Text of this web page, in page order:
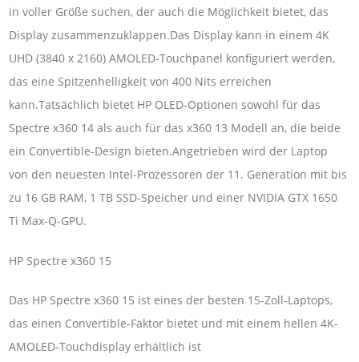
in voller Größe suchen, der auch die Möglichkeit bietet, das
Display zusammenzuklappen.Das Display kann in einem 4K
UHD (3840 x 2160) AMOLED-Touchpanel konfiguriert werden,
das eine Spitzenhelligkeit von 400 Nits erreichen
kann.Tatsächlich bietet HP OLED-Optionen sowohl für das
Spectre x360 14 als auch für das x360 13 Modell an, die beide
ein Convertible-Design bieten.Angetrieben wird der Laptop
von den neuesten Intel-Prozessoren der 11. Generation mit bis
zu 16 GB RAM, 1 TB SSD-Speicher und einer NVIDIA GTX 1650
Ti Max-Q-GPU.
HP Spectre x360 15
Das HP Spectre x360 15 ist eines der besten 15-Zoll-Laptops,
das einen Convertible-Faktor bietet und mit einem hellen 4K-
AMOLED-Touchdisplay erhältlich ist